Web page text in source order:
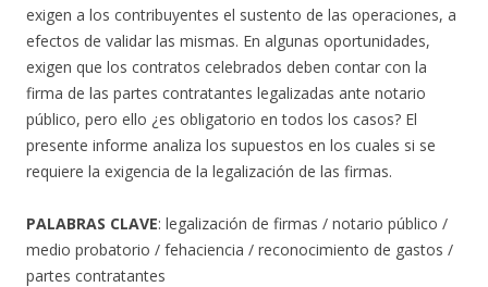
exigen a los contribuyentes el sustento de las operaciones, a
efectos de validar las mismas. En algunas oportunidades,
exigen que los contratos celebrados deben contar con la
firma de las partes contratantes legalizadas ante notario
público, pero ello ¿es obligatorio en todos los casos? El
presente informe analiza los supuestos en los cuales si se
requiere la exigencia de la legalización de las firmas.
PALABRAS CLAVE: legalización de firmas / notario público /
medio probatorio / fehaciencia / reconocimiento de gastos /
partes contratantes